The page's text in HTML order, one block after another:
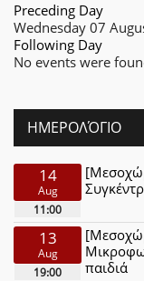
Preceding Day
Wednesday 07
Following Day
No events were
ΗΜΕΡΟΛΌΓΙΟ
14
Aug
11:00
13
Aug
19:00
παιδιά